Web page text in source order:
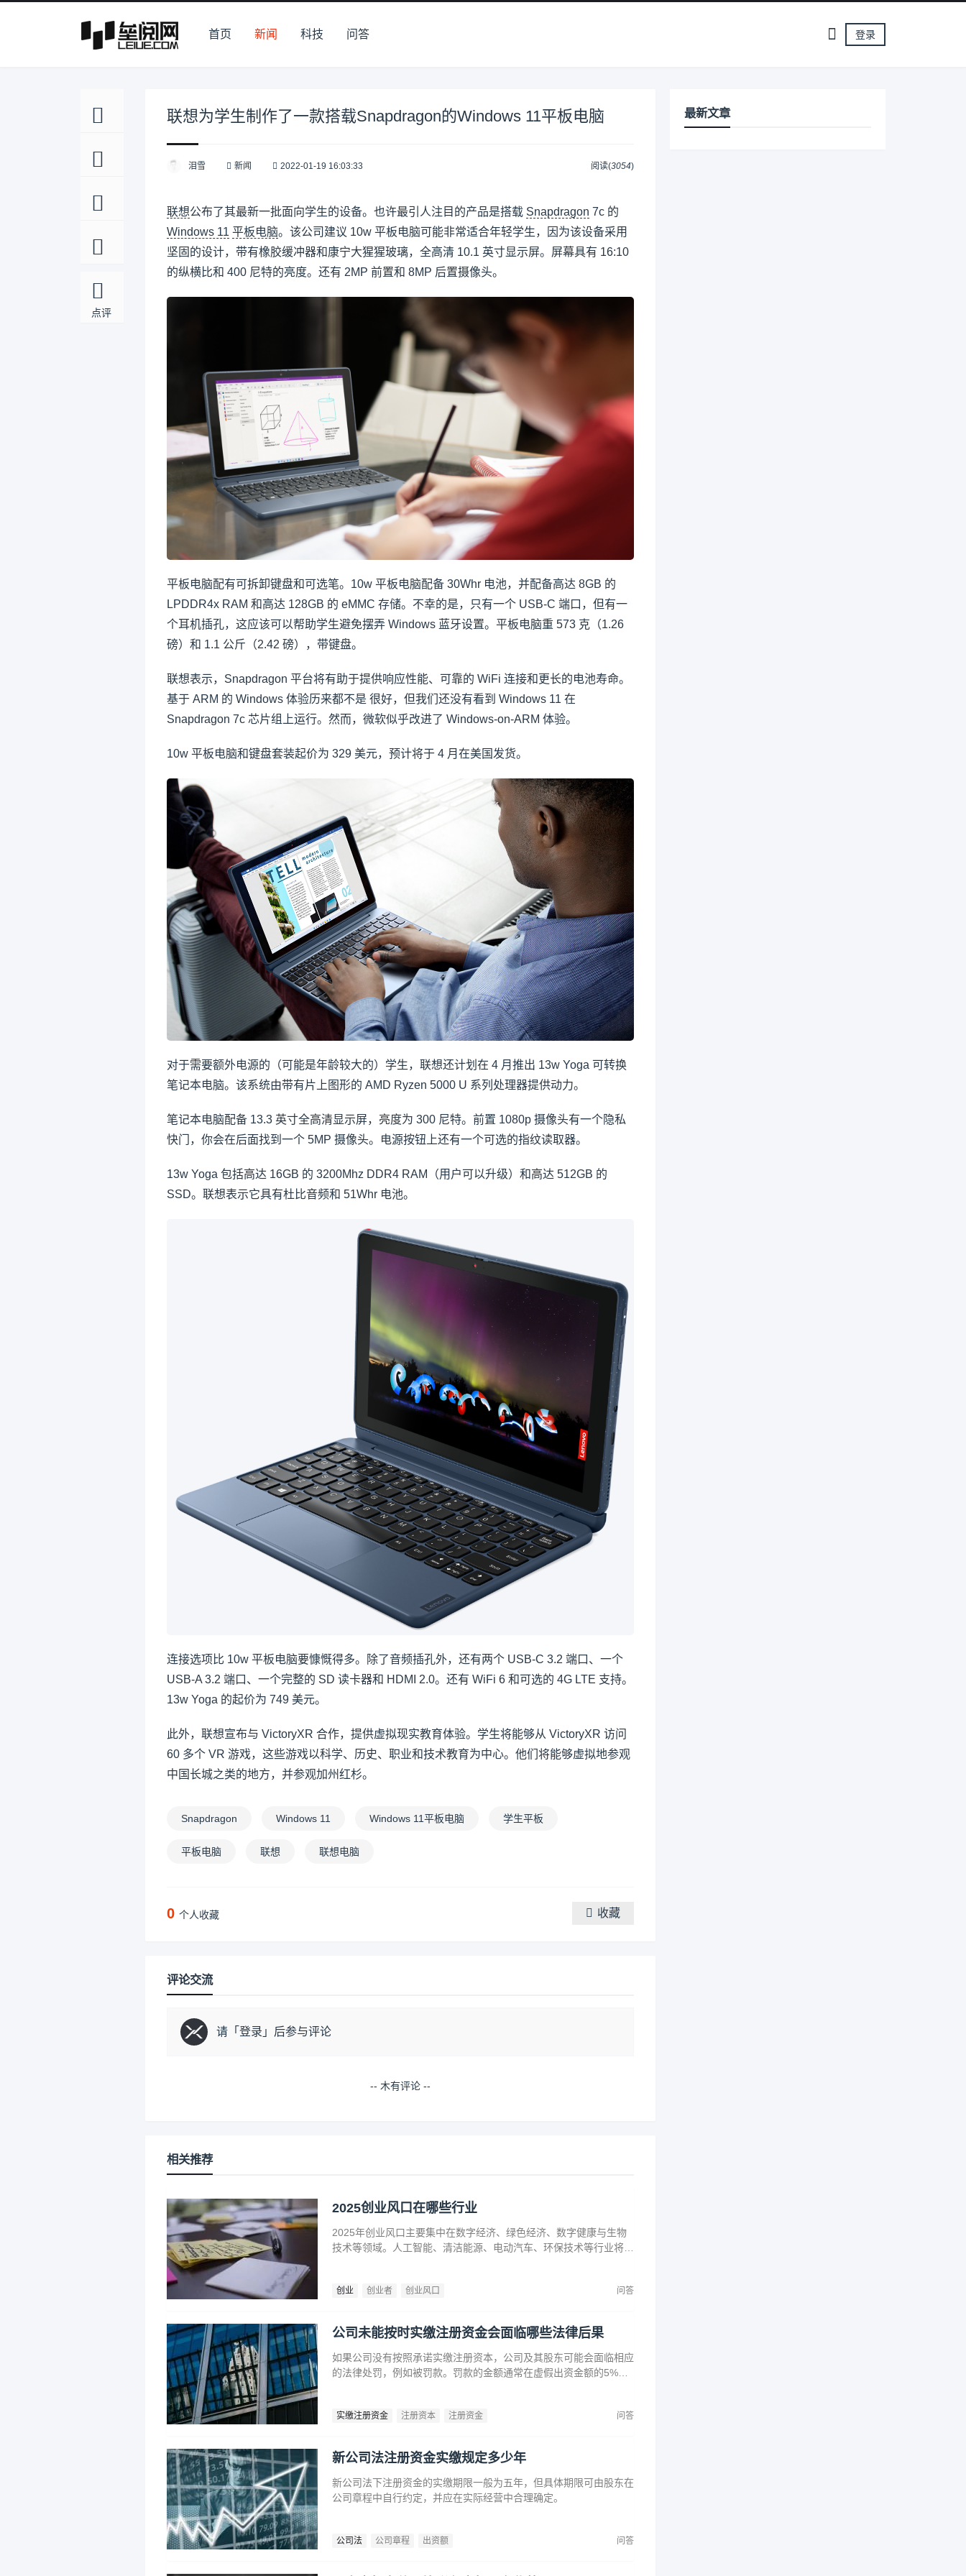
首页 新闻 科技 问答 登录
点评
联想为学生制作了一款搭载Snapdragon的Windows 11平板电脑
泪雪 新闻 2022-01-19 16:03:33 阅读(3054)
联想公布了其最新一批面向学生的设备。也许最引人注目的产品是搭载 Snapdragon 7c 的
Windows 11 平板电脑。该公司建议 10w 平板电脑可能非常适合年轻学生，因为该设备采用
坚固的设计，带有橡胶缓冲器和康宁大猩猩玻璃，全高清 10.1 英寸显示屏。屏幕具有 16:10
的纵横比和 400 尼特的亮度。还有 2MP 前置和 8MP 后置摄像头。
平板电脑配有可拆卸键盘和可选笔。10w 平板电脑配备 30Whr 电池，并配备高达 8GB 的​​
LPDDR4x RAM 和高达 128GB 的​​ eMMC 存储。不幸的是，只有一个 USB-C 端口，但有一
个耳机插孔，这应该可以帮助学生避免摆弄 Windows 蓝牙设置。平板电脑重 573 克（1.26
磅）和 1.1 公斤（2.42 磅），带键盘。
联想表示，Snapdragon 平台将有助于提供响应性能、可靠的 WiFi 连接和更长的电池寿命。
基于 ARM 的 Windows 体验历来都不是 很好，但我们还没有看到 Windows 11 在
Snapdragon 7c 芯片组上运行。然而，微软似乎改进了 Windows-on-ARM 体验。
10w 平板电脑和键盘套装起价为 329 美元，预计将于 4 月在美国发货。
对于需要额外电源的（可能是年龄较大的）学生，联想还计划在 4 月推出 13w Yoga 可转换
笔记本电脑。该系统由带有片上图形的 AMD Ryzen 5000 U 系列处理器提供动力。
笔记本电脑配备 13.3 英寸全高清显示屏，亮度为 300 尼特。前置 1080p 摄像头有一个隐私
快门，你会在后面找到一个 5MP 摄像头。电源按钮上还有一个可选的指纹读取器。
13w Yoga 包括高达 16GB 的 3200Mhz DDR4 RAM（用户可以升级）和高达 512GB 的
SSD。联想表示它具有杜比音频和 51Whr 电池。
连接选项比 10w 平板电脑要慷慨得多。除了音频插孔外，还有两个 USB-C 3.2 端口、一个
USB-A 3.2 端口、一个完整的 SD 读卡器和 HDMI 2.0。还有 WiFi 6 和可选的 4G LTE 支持。
13w Yoga 的起价为 749 美元。
此外，联想宣布与 VictoryXR 合作，提供虚拟现实教育体验。学生将能够从 VictoryXR 访问
60 多个 VR 游戏，这些游戏以科学、历史、职业和技术教育为中心。他们将能够虚拟地参观
中国长城之类的地方，并参观加州红杉。
Snapdragon Windows 11 Windows 11平板电脑 学生平板
平板电脑 联想 联想电脑
0 个人收藏 收藏
评论交流
请「 登录 」后参与评论
-- 木有评论 --
相关推荐
2025创业风口在哪些行业
2025年创业风口主要集中在数字经济、绿色经济、数字健康与生物
技术等领域。人工智能、清洁能源、电动汽车、环保技术等行业将迎
住这些前沿趋势，开拓新兴产业，创造商业价值。
创业 创业者 创业风口 问答
公司未能按时实缴注册资金会面临哪些法律后果
如果公司没有按照承诺实缴注册资本，公司及其股东可能会面临相应
的法律处罚，例如被罚款。罚款的金额通常在虚假出资金额的5%到
实缴注册资金 注册资本 注册资金 问答
新公司法注册资金实缴规定多少年
新公司法下注册资金的实缴期限一般为五年，但具体期限可由股东在
公司章程中自行约定，并应在实际经营中合理确定。
公司法 公司章程 出资额 问答
最新文章